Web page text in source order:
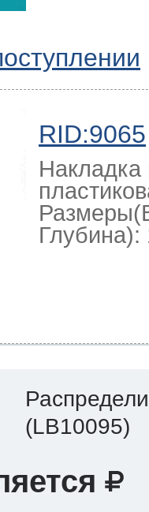
RID:9065
Накладка
Глубина):
(LB10095)